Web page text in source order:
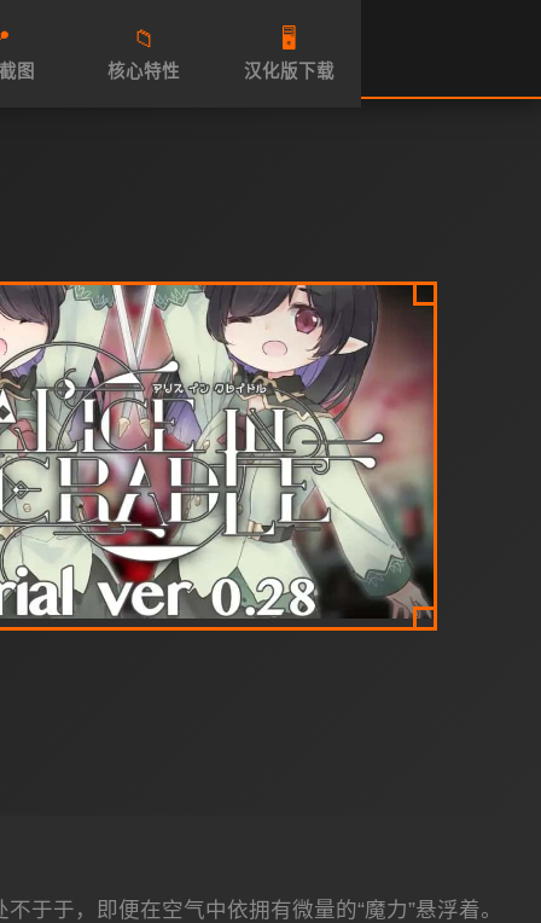
图
📁
核心特性
🖥️
汉化版下载
于于，即便在空气中依拥有微量的“魔力”悬浮着。